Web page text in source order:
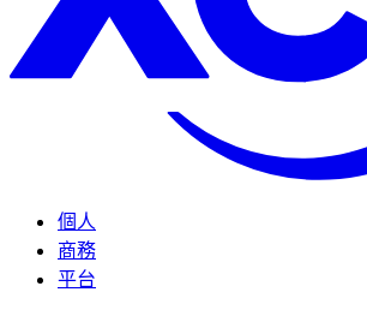
個人
商務
平台